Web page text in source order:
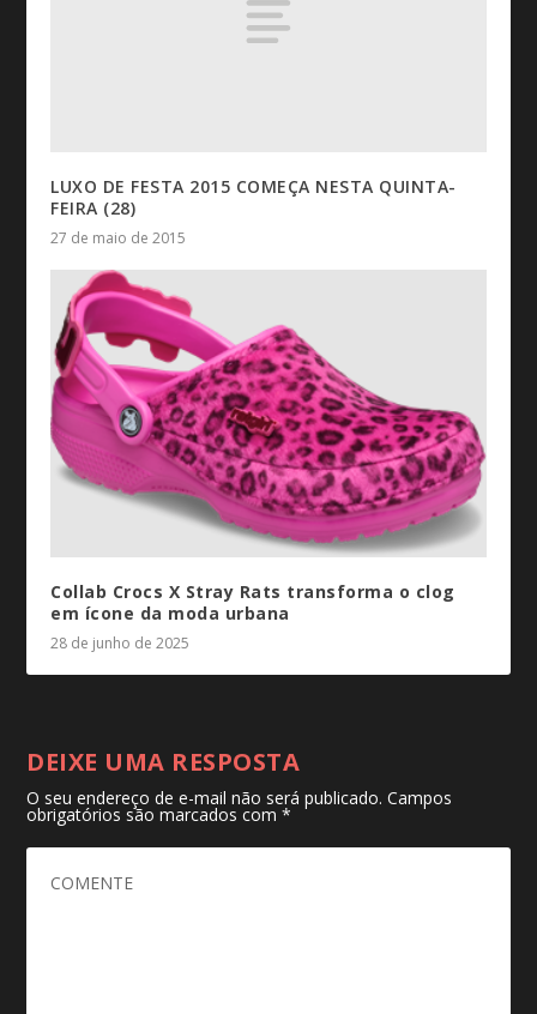
LUXO DE FESTA 2015 COMEÇA NESTA QUINTA-
FEIRA (28)
27 de maio de 2015
Collab Crocs X Stray Rats transforma o clog
em ícone da moda urbana
28 de junho de 2025
DEIXE UMA RESPOSTA
O seu endereço de e-mail não será publicado. Campos
obrigatórios são marcados com*